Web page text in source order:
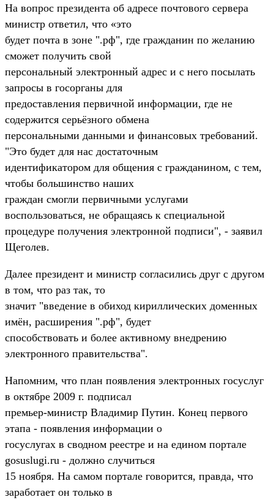
На вопрос президента об адресе почтового сервера
министр ответил, что «это
будет почта в зоне ".рф", где гражданин по желанию
сможет получить свой
персональный электронный адрес и с него посылать
запросы в госорганы для
предоставления первичной информации, где не
содержится серьёзного обмена
персональными данными и финансовых требований.
"Это будет для нас достаточным
идентификатором для общения с гражданином, с тем,
чтобы большинство наших
граждан смогли первичными услугами
воспользоваться, не обращаясь к специальной
процедуре получения электронной подписи", - заявил
Щеголев.
Далее президент и министр согласились друг с другом
в том, что раз так, то
значит "введение в обиход кириллических доменных
имён, расширения ".рф", будет
способствовать и более активному внедрению
электронного правительства".
Напомним, что план появления электронных госуслуг
в октябре 2009 г. подписал
премьер-министр Владимир Путин. Конец первого
этапа - появления информации о
госуслугах в сводном реестре и на едином портале
gosuslugi.ru - должно случиться
15 ноября. На самом портале говорится, правда, что
заработает он только в